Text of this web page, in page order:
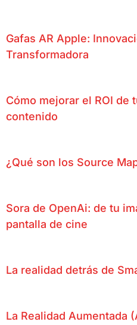
Gafas AR Apple:
Transformadora
Cómo mejorar el ROI de
contenido
¿Qué son los Source
Sora de OpenAi: de tu
pantalla de cine
La realidad detrás de
La Realidad Aumentada